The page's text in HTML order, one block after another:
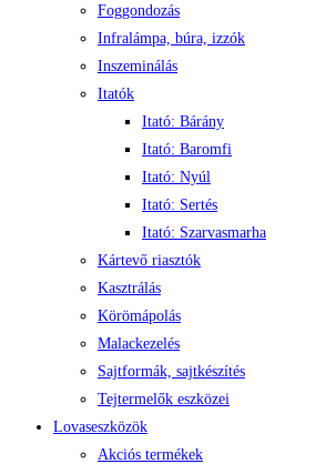
Foggondozás
Infralámpa, búra, izzók
Inszeminálás
Itatók
Itató: Bárány
Itató: Baromfi
Itató: Nyúl
Itató: Sertés
Itató: Szarvasmarha
Kártevő riasztók
Kasztrálás
Körömápolás
Malackezelés
Sajtformák, sajtkészítés
Tejtermelők eszközei
Lovaseszközök
Akciós termékek